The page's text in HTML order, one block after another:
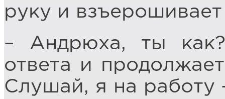
руку и
– Андрюха, ты
ответа и
Слушай, я на работу